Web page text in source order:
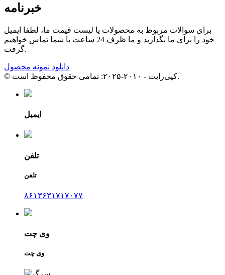
خبرنامه
برای سوالات مربوط به محصولات یا لیست قیمت ما، لطفا ایمیل
خود را برای ما بگذارید و ما ظرف 24 ساعت با شما تماس خواهیم
گرفت.
دانلود نمونه محصول
© کپی‌رایت - ۲۰۱۰-۲۰۲۵: تمامی حقوق محفوظ است.
ایمیل
تلفن
تلفن
۸۶۱۳۶۳۱۷۱۷۰۷۷
وی چت
وی چت